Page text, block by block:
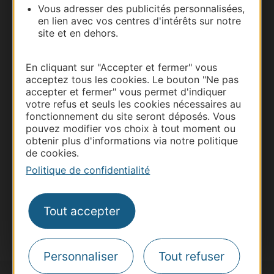
Vous adresser des publicités personnalisées,
en lien avec vos centres d'intérêts sur notre
site et en dehors.
En cliquant sur "Accepter et fermer" vous
acceptez tous les cookies. Le bouton "Ne pas
accepter et fermer" vous permet d'indiquer
votre refus et seuls les cookies nécessaires au
fonctionnement du site seront déposés. Vous
pouvez modifier vos choix à tout moment ou
obtenir plus d'informations via notre politique
de cookies.
Politique de confidentialité
Tout accepter
Personnaliser Tout refuser
Thermalisme
Business/Mice
Pros d'Occitanie
Site presse et d'influence
Voyagistes
Destination Sport
Destination Occitanie pour recevoir des
suggestions de séjours, de visites et de sorties.
Je m'abonne